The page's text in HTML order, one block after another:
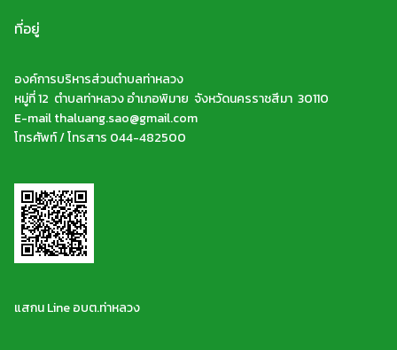
ที่อยู่
องค์การบริหารส่วนตำบลท่าหลวง
หมู่ที่ 12 ตำบลท่าหลวง อำเภอพิมาย จังหวัดนครราชสีมา 30110
E-mail thaluang.sao@gmail.com
โทรศัพท์ / โทรสาร 044-482500
แสกน Line อบต.ท่าหลวง